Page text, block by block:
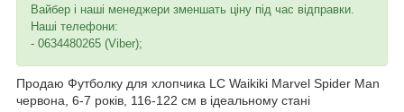
Вайбер і наші менеджери зменшать ціну під час відправки.
Наші телефони:
- 0634480265 (Viber);
Продаю Футболку для хлопчика LC Waikiki Marvel Spider Man
червона, 6-7 років, 116-122 см в ідеальному стані